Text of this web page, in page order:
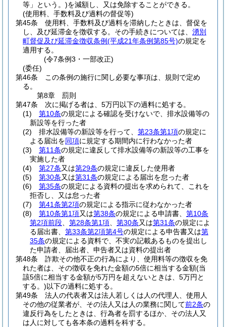
等」という。)を減額し、又は免除することができる。
(使用料、手数料及び過料の督促等)
第45条
使用料、手数料及び過料を滞納したときは、督促を
し、及び延滞金を徴収する。 その手続きについては、 湧別
町督促及び延滞金徴収条例(平成21年条例第85号)の規定を
適用する。
(令7条例3・一部改正)
(委任)
第46条
この条例の施行に関し必要な事項は、規則で定め
る。
第8章
罰則
第47条
次に掲げる者は、5万円以下の過料に処する。
(1)
第10条の規定による確認を受けないで、排水設備等の
新設等を行った者
(2)
排水設備等の新設等を行って、 第23条第1項の規定に
よる届出を同項に規定する期間内に行わなかった者
(3)
第11条の規定に違反して排水設備等の新設等の工事を
実施した者
(4)
第27条又は第29条の規定に違反した使用者
(5)
第30条又は第31条の規定による届出を怠った者
(6)
第35条の規定による資料の提出を求められて、これを
拒否し、又は怠った者
(7)
第41条第2項の規定による指示に従わなかった者
(8)
第10条第1項又は第38条の規定による申請書、 第10条
第2項前段
第28条第1項 第30条又は第31条の規定によ
る届出書、 第33条第2項第4号の規定による申告書又は第
35条の規定による資料で、不実の記載あるものを提出し
た申請者、届出者、申告者又は資料の提出者
第48条
詐欺その他不正の行為により、使用料等の徴収を免
れた者は、その徴収を免れた金額の5倍に相当する金額(当
該5倍に相当する金額が5万円を超えないときは、5万円と
する。)以下の過料に処する。
第49条
法人の代表者又は法人若しくは人の代理人、使用人
その他の従業者が、その法人又は人の業務に関して前2条の
違反行為をしたときは、行為者を罰するほか、その法人又
は人に対しても各本条の過料を科する。